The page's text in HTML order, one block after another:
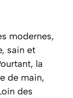
modernes,
sain et
la
de main,
des